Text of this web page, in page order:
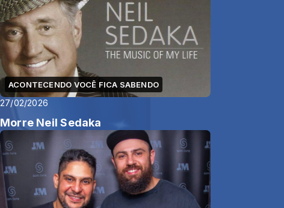
ACONTECENDO VOCÊ FICA SABENDO
27/02/2026
Morre Neil Sedaka